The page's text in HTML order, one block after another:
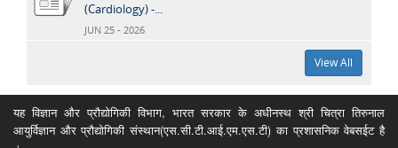
(Cardiology) -...
JUN 25 - 2026
View All
यह विज्ञान और प्रौद्योगिकी विभाग, भारत सरकार के अधीनस्थ श्री चित्रा तिरुनाल
आयुर्विज्ञान और प्रौद्योगिकी संस्थान(एस.सी.टी.आई.एम.एस.टी) का प्रशासनिक वेबसईट है